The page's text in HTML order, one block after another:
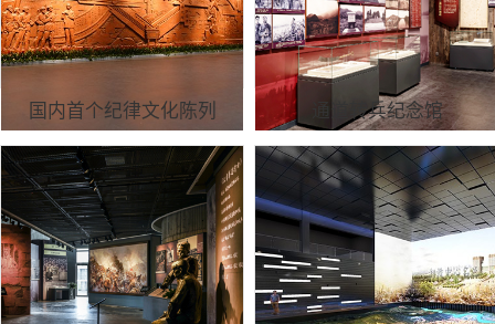
国内首个纪律文化陈列 通道转兵纪念馆